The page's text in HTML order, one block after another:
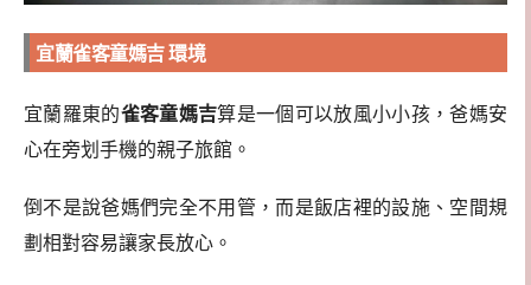
宜蘭雀客童媽吉 環境
宜蘭羅東的雀客童媽吉算是一個可以放風小小孩，爸媽安
心在旁划手機的親子旅館。
倒不是說爸媽們完全不用管，而是飯店裡的設施、空間規
劃相對容易讓家長放心。